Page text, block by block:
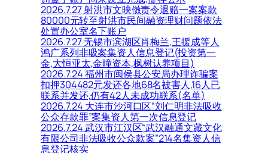
2026.7.27 射洪市文映傚责令退赔一案案款
80000元转至射洪市民间融资理财问题依法
处置办公室名下账户
2026.7.27 无锡市滨湖区肖梅兰,王援成等人
鸿广系列非吸案集资人信息登记(投资第一
金,大恒亚太,金曈资本,枫树认养项目)
2026.7.24 福州市闽侯县公安局办理诈骗案
扣押304482元发还各地68名被害人,16人已
联系并发还,仍有42人未成功联系(名单)
2026.7.24 大连市沙河口区“刘仁明非法吸收
公众存款罪”案集资人第一次信息登记
2026.7.24 武汉市江汉区“武汉融通文藏文化
有限公司非法吸收公众款案”214名集资人信
息登记核实